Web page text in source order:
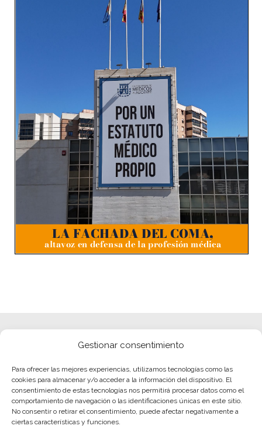
Gestionar consentimiento
Para ofrecer las mejores experiencias, utilizamos tecnologías como las
cookies para almacenar y/o acceder a la información del dispositivo. El
consentimiento de estas tecnologías nos permitirá procesar datos como el
comportamiento de navegación o las identificaciones únicas en este sitio.
No consentir o retirar el consentimiento, puede afectar negativamente a
ciertas características y funciones.